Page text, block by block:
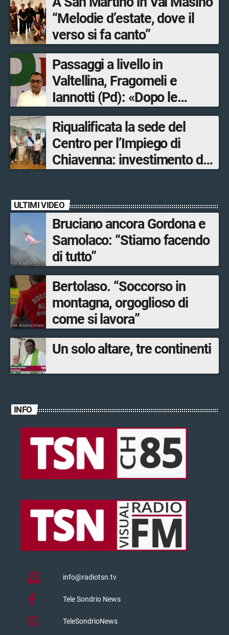
“Melodie d’estate, dove il
verso si fa canto”
Passaggi a livello in
Valtellina, Fragomeli e
Iannotti (Pd): «Dopo le
Olimpiadi solo un terzo delle
opere sostitutive sarà
ultimato entro il 2026»
Riqualificata la sede del
Centro per l’Impiego di
Chiavenna: investimento da
ULTIMI VIDEO
Bruciano ancora Gordona e
Samolaco: “Stiamo facendo
di tutto”
Bertolaso. “Soccorso in
montagna, orgoglioso di
come si lavora”
Un solo altare, tre continenti
INFO
info@radiotsn.tv
Tele Sondrio News
TeleSondrioNews